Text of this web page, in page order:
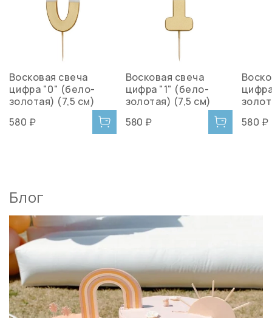
Восковая свеча
цифра "0" (бело-
золотая) (7,5 см)
580 ₽
Восковая свеча
цифра "1" (бело-
золотая) (7,5 см)
580 ₽
580 ₽
Блог